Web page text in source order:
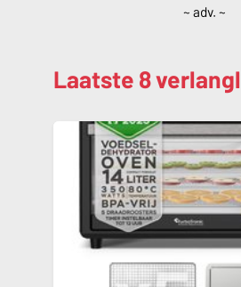
~ adv. ~
Laatste 8